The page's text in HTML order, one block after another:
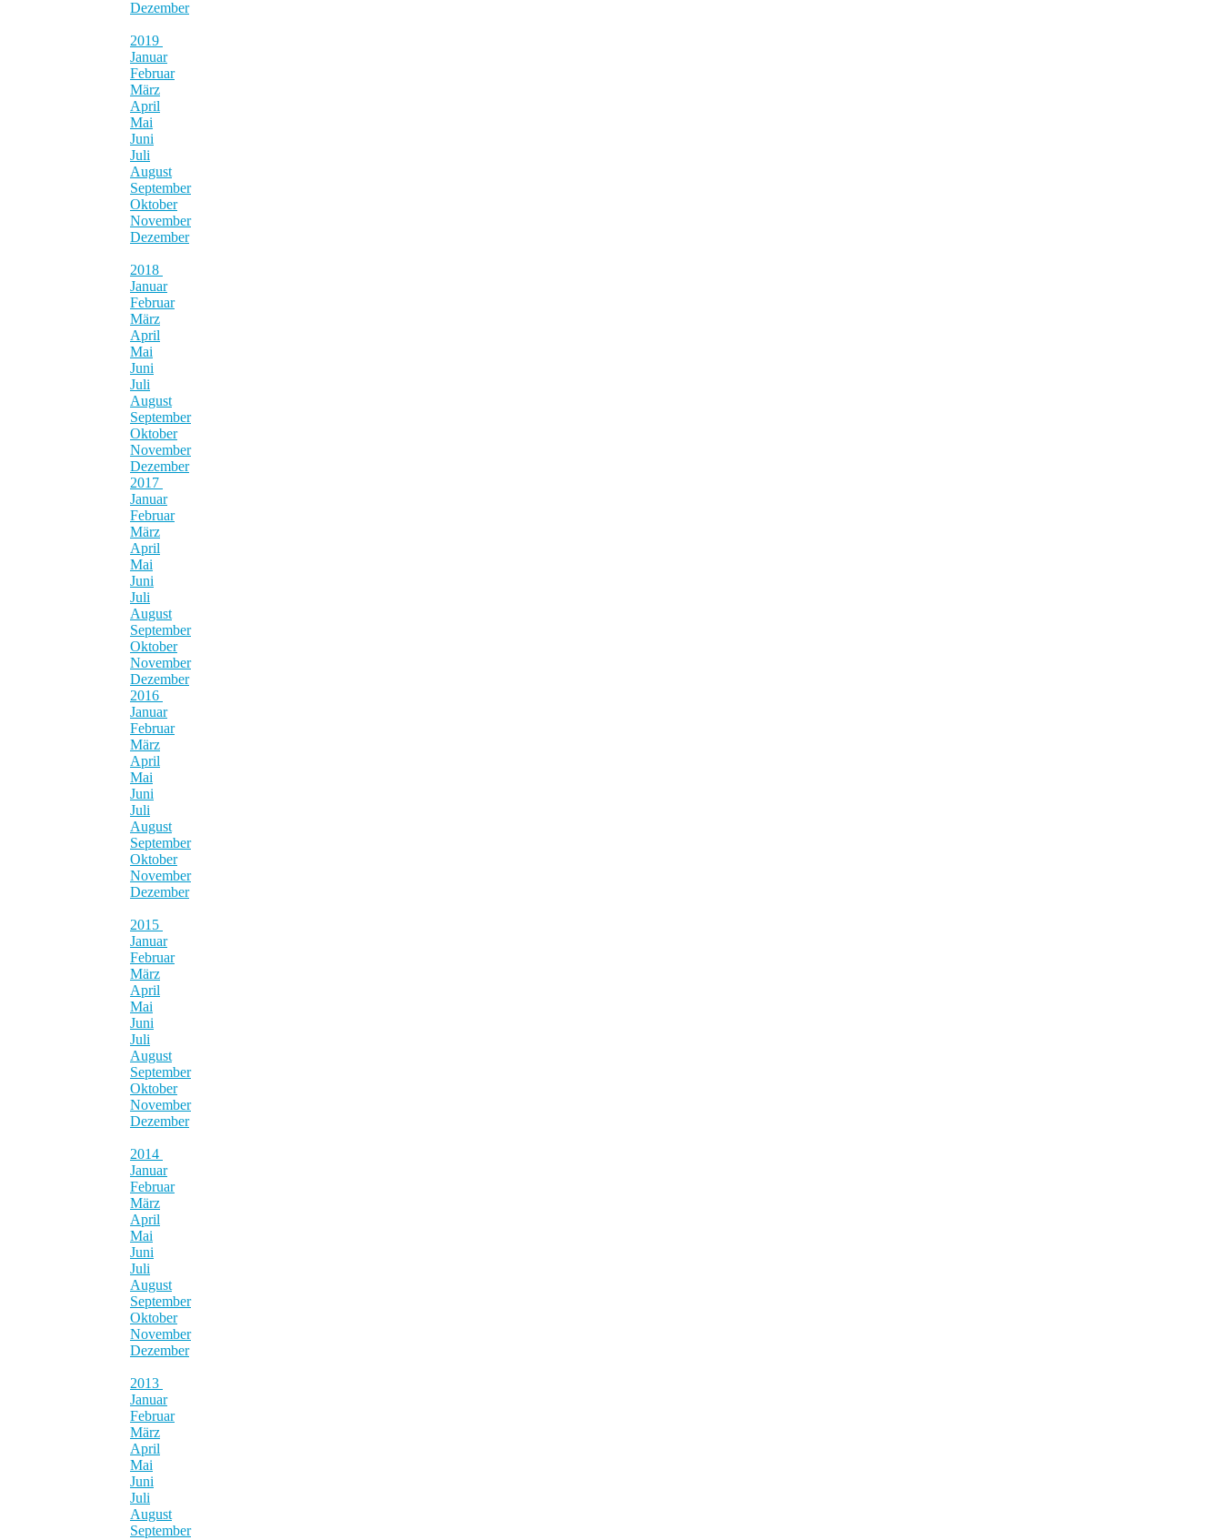
Dezember
2019
Januar
Februar
März
April
Mai
Juni
Juli
August
September
Oktober
November
Dezember
2018
Januar
Februar
März
April
Mai
Juni
Juli
August
September
Oktober
November
Dezember
2017
Januar
Februar
März
April
Mai
Juni
Juli
August
September
Oktober
November
Dezember
2016
Januar
Februar
März
April
Mai
Juni
Juli
August
September
Oktober
November
Dezember
2015
Januar
Februar
März
April
Mai
Juni
Juli
August
September
Oktober
November
Dezember
2014
Januar
Februar
März
April
Mai
Juni
Juli
August
September
Oktober
November
Dezember
2013
Januar
Februar
März
April
Mai
Juni
Juli
August
September